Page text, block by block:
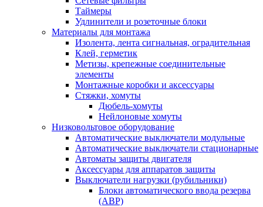
Таймеры
Удлинители и розеточные блоки
Материалы для монтажа
Изолента, лента сигнальная, оградительная
Клей, герметик
Метизы, крепежные соединительные
элементы
Монтажные коробки и аксессуары
Стяжки, хомуты
Дюбель-хомуты
Нейлоновые хомуты
Низковольтовое оборудование
Автоматические выключатели модульные
Автоматические выключатели стационарные
Автоматы защиты двигателя
Аксессуары для аппаратов защиты
Выключатели нагрузки (рубильники)
Блоки автоматического ввода резерва
(АВР)